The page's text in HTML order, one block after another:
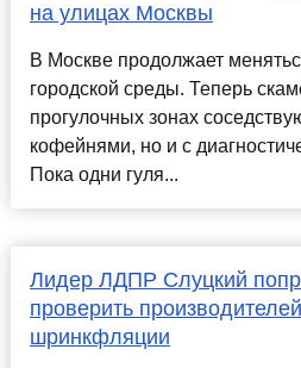
на улицах Москвы
В Москве продолжает
городской среды. Теперь
прогулочных зонах
кофейнями, но и с
Пока одни гуля...
Лидер ЛДПР Слуцкий
проверить
шринкфляции